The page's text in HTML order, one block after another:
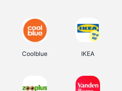
Coolblue IKEA